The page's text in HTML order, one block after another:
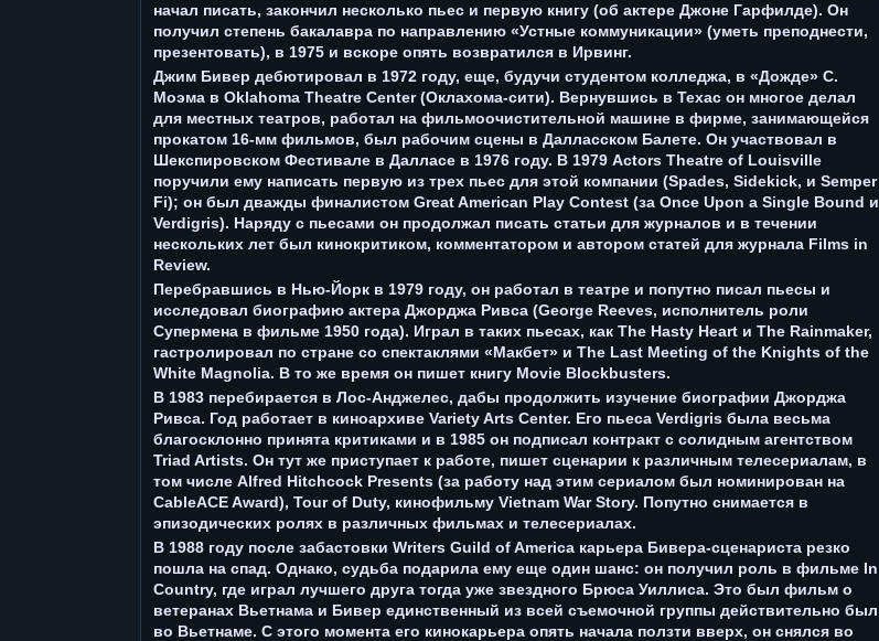
начал писать, закончил несколько пьес и первую книгу (об актере Джоне Гарфилде). Он
получил степень бакалавра по направлению «Устные коммуникации» (уметь преподнести,
презентовать), в 1975 и вскоре опять возвратился в Ирвинг.
Джим Бивер дебютировал в 1972 году, еще, будучи студентом колледжа, в «Дожде» С.
Моэма в Oklahoma Theatre Center (Оклахома-сити). Вернувшись в Техас он многое делал
для местных театров, работал на фильмоочистительной машине в фирме, занимающейся
прокатом 16-мм фильмов, был рабочим сцены в Далласском Балете. Он участвовал в
Шекспировском Фестивале в Далласе в 1976 году. В 1979 Actors Theatre of Louisville
поручили ему написать первую из трех пьес для этой компании (Spades, Sidekick, и Semper
Fi); он был дважды финалистом Great American Play Contest (за Once Upon a Single Bound и
Verdigris). Наряду с пьесами он продолжал писать статьи для журналов и в течении
нескольких лет был кинокритиком, комментатором и автором статей для журнала Films in
Review.
Перебравшись в Нью-Йорк в 1979 году, он работал в театре и попутно писал пьесы и
исследовал биографию актера Джорджа Ривса (George Reeves, исполнитель роли
Супермена в фильме 1950 года). Играл в таких пьесах, как The Hasty Heart и The Rainmaker,
гастролировал по стране со спектаклями «Макбет» и The Last Meeting of the Knights of the
White Magnolia. В то же время он пишет книгу Movie Blockbusters.
В 1983 перебирается в Лос-Анджелес, дабы продолжить изучение биографии Джорджа
Ривса. Год работает в киноархиве Variety Arts Center. Его пьеса Verdigris была весьма
благосклонно принята критиками и в 1985 он подписал контракт с солидным агентством
Triad Artists. Он тут же приступает к работе, пишет сценарии к различным телесериалам, в
том числе Alfred Hitchcock Presents (за работу над этим сериалом был номинирован на
CableACE Award), Tour of Duty, кинофильму Vietnam War Story. Попутно снимается в
эпизодических ролях в различных фильмах и телесериалах.
В 1988 году после забастовки Writers Guild of America карьера Бивера-сценариста резко
пошла на спад. Однако, судьба подарила ему еще один шанс: он получил роль в фильме In
Country, где играл лучшего друга тогда уже звездного Брюса Уиллиса. Это был фильм о
ветеранах Вьетнама и Бивер единственный из всей съемочной группы действительно был
во Вьетнаме. С этого момента его кинокарьера опять начала ползти вверх, он снялся во